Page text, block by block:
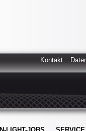
Kontakt